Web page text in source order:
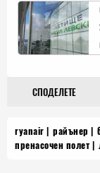
СПОДЕЛЕТЕ
ryanair райънер
пренасочен полет